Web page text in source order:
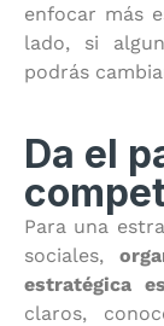
enfocar más
lado, si
podrás
Da el
Para una
sociales,
estratégica
claros,